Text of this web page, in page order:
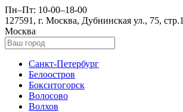
Пн–Пт: 10-00–18-00
127591, г. Москва, Дубнинская ул., 75, стр.1
Москва
Санкт-Петербург
Белоостров
Бокситогорск
Волосово
Волхов